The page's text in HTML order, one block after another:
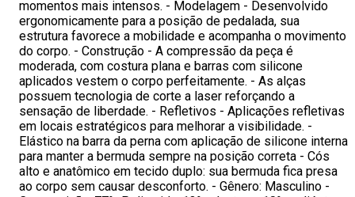
momentos mais intensos. - Modelagem - Desenvolvido
ergonomicamente para a posição de pedalada, sua
estrutura favorece a mobilidade e acompanha o movimento
do corpo. - Construção - A compressão da peça é
moderada, com costura plana e barras com silicone
aplicados vestem o corpo perfeitamente. - As alças
possuem tecnologia de corte a laser reforçando a
sensação de liberdade. - Refletivos - Aplicações refletivas
em locais estratégicos para melhorar a visibilidade. -
Elástico na barra da perna com aplicação de silicone interna
para manter a bermuda sempre na posição correta - Cós
alto e anatômico em tecido duplo: sua bermuda fica presa
ao corpo sem causar desconforto. - Gênero: Masculino -